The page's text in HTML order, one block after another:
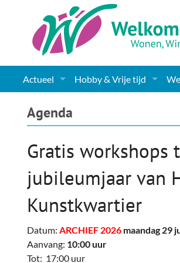
Actueel
Nieuws
Gemeente informatie
Dorpen
Woningaanbod
Columns & Redactioneel
Foto-pagina
Hobby & Vrije tijd
Kunst
Muziek
Toerisme & Musea
Podia & Dorpshuizen
Agenda
Gratis workshops
jubileumjaar van
Kunstkwartier
Datum: ARCHIEF 2026 maandag 29
Aanvang: 10:00 uur
Tot: 17:00 uur